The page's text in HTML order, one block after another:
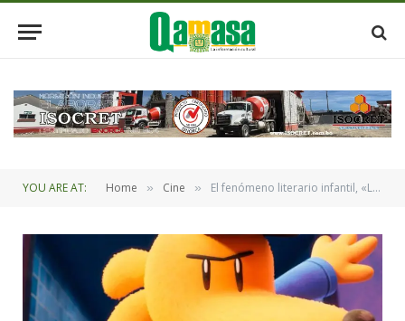
YOU ARE AT: Home » Cine » El fenómeno literario infantil, «Las aventuras de Dog Man» llega a la pantalla gigante